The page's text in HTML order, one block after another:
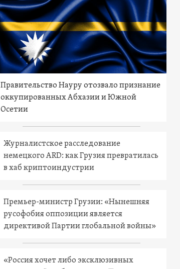
Правительство Науру отозвало признание
оккупированных Абхазии и Южной
Осетии
Журналистское расследование
немецкого ARD: как Грузия превратилась
в хаб криптоиндустрии
Премьер-министр Грузии: «Нынешняя
русофобия оппозиции является
директивой Партии глобальной войны»
«Россия хочет либо эксклюзивных